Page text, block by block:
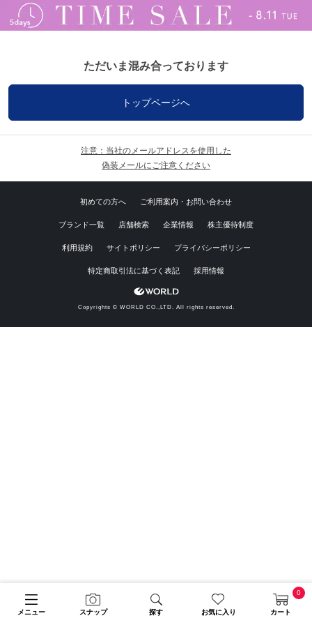
メニュー スナップ 探す お気に入り カート
0
ただいま混み合っております
トップページへ
注意：当社のメールアドレスを使用した
偽装メールにご注意ください
初めての方へ ご利用案内・お問い合わせ
ブランド一覧 店舗検索 企業情報 株主優待制度
利用規約 サイトポリシー プライバシーポリシー
特定商取引法に基づく表記 採用情報
Copyrights © WORLD CO.,LTD. All rights reserved.